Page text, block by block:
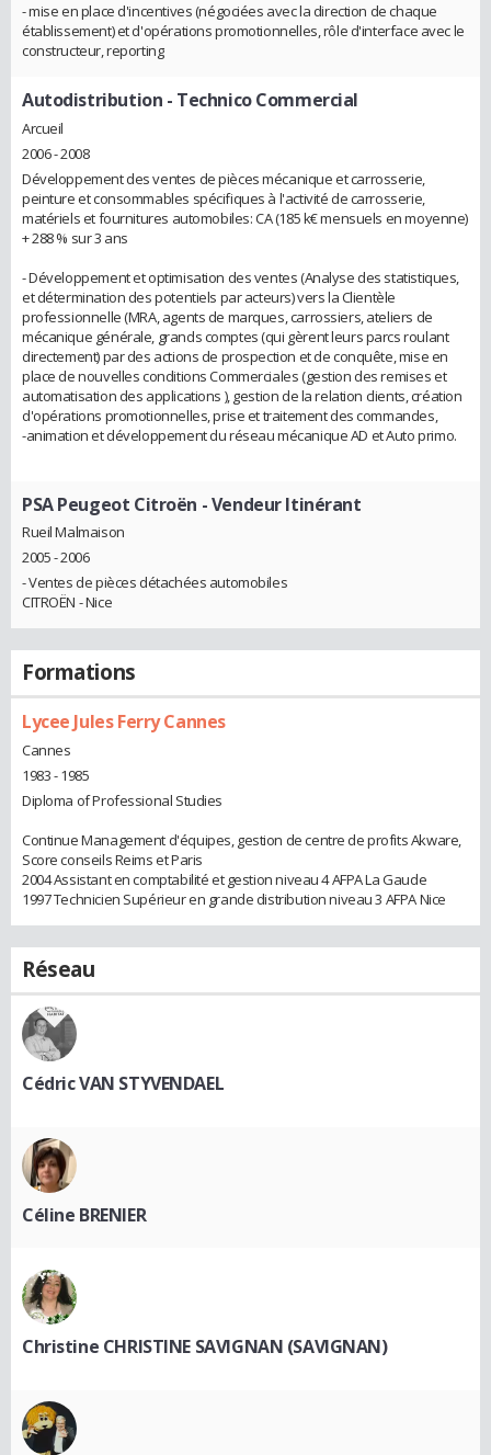
- mise en place d'incentives (négociées avec la direction de chaque
établissement) et d'opérations promotionnelles, rôle d'interface avec le
constructeur, reporting
Autodistribution - Technico Commercial
Arcueil
2006 - 2008
Développement des ventes de pièces mécanique et carrosserie,
peinture et consommables spécifiques à l'activité de carrosserie,
matériels et fournitures automobiles: CA (185 k€ mensuels en moyenne)
+ 288 % sur 3 ans
- Développement et optimisation des ventes (Analyse des statistiques,
et détermination des potentiels par acteurs) vers la Clientèle
professionnelle (MRA, agents de marques, carrossiers, ateliers de
mécanique générale, grands comptes (qui gèrent leurs parcs roulant
directement) par des actions de prospection et de conquête, mise en
place de nouvelles conditions Commerciales (gestion des remises et
automatisation des applications ), gestion de la relation clients, création
d'opérations promotionnelles, prise et traitement des commandes,
-animation et développement du réseau mécanique AD et Auto primo.
PSA Peugeot Citroën - Vendeur Itinérant
Rueil Malmaison
2005 - 2006
- Ventes de pièces détachées automobiles
CITROËN - Nice
Formations
Lycee Jules Ferry Cannes
Cannes
1983 - 1985
Diploma of Professional Studies
Continue Management d'équipes, gestion de centre de profits Akware,
Score conseils Reims et Paris
2004 Assistant en comptabilité et gestion niveau 4 AFPA La Gaude
1997 Technicien Supérieur en grande distribution niveau 3 AFPA Nice
Réseau
Cédric VAN STYVENDAEL
Céline BRENIER
Christine CHRISTINE SAVIGNAN (SAVIGNAN)